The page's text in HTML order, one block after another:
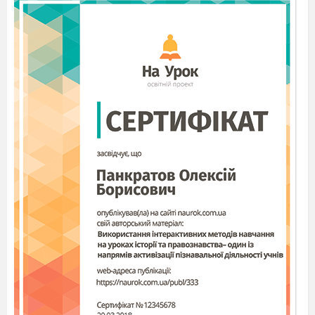
Якщо ти боїшся розв'язувати задачі, - кліпни
очима,
Якщо не любиш математику,-скажи «ай-ай-
ай!»
Якщо подобається гуляти, -плесни в долоні.
Слайд2Вже дзвіночок продзвенів, 2 –Г за
парти сів.
Дружно, весело працюймо, про
математику міркуймо.
Візьміть в дорогу гарний настрій і
будемо мандрувати.
Сьогодні нас чекає мандрівка країною
математики і не тільки.
ІІ. Актуалізація опорних знань